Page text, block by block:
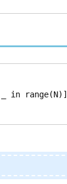
in range(N)]